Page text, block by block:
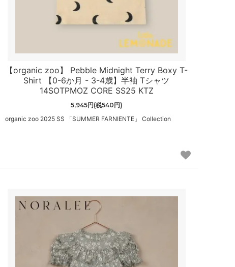
【organic zoo】 Pebble Midnight Terry Boxy T-
Shirt 【0-6か月 - 3-4歳】半袖 Tシャツ
14SOTPMOZ CORE SS25 KTZ
5,945円(税540円)
organic zoo 2025 SS 「SUMMER FARNIENTE」 Collection